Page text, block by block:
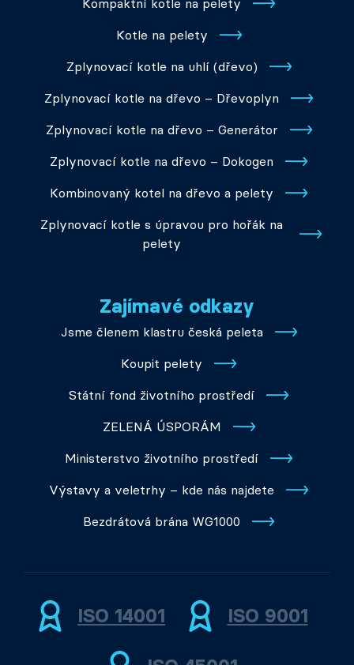
Kompaktní kotle na pelety
Kotle na pelety
Zplynovací kotle na uhlí (dřevo)
Zplynovací kotle na dřevo – Dřevoplyn
Zplynovací kotle na dřevo – Generátor
Zplynovací kotle na dřevo – Dokogen
Kombinovaný kotel na dřevo a pelety
Zplynovací kotle s úpravou pro hořák na
pelety
Zajímavé odkazy
Jsme členem klastru česká peleta
Koupit pelety
Státní fond životního prostředí
ZELENÁ ÚSPORÁM
Ministerstvo životního prostředí
Výstavy a veletrhy – kde nás najdete
Bezdrátová brána WG1000
ISO 14001 ISO 9001